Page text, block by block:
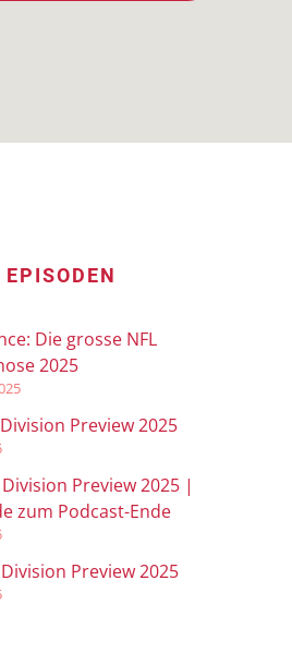
Die grosse NFL
2025
Division Preview 2025
Division Preview 2025 |
zum Podcast-Ende
Division Preview 2025